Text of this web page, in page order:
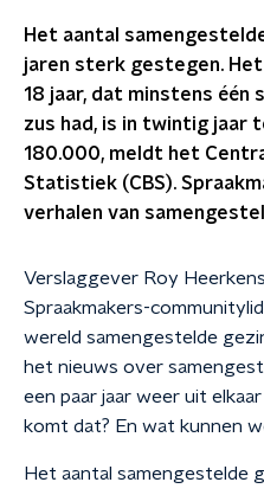
Het aantal
jaren sterk gestegen.
18 jaar, dat minstens
zus had, is in twintig jaar
180.000, meldt het
Statistiek (CBS).
verhalen van
Verslaggever Roy
Spraakmakers-
wereld samengestelde
het nieuws over
een paar jaar weer uit
komt dat? En wat kunnen
Het aantal samengestelde